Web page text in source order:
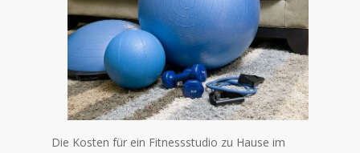
Die Kosten für ein Fitnessstudio zu Hause im